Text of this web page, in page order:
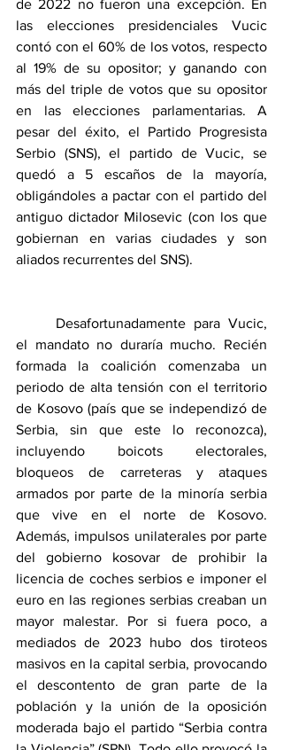
de 2022 no fueron una excepción. En
las elecciones presidenciales Vucic
contó con el 60% de los votos, respecto
al 19% de su opositor; y ganando con
más del triple de votos que su opositor
en las elecciones parlamentarias. A
pesar del éxito, el Partido Progresista
Serbio (SNS), el partido de Vucic, se
quedó a 5 escaños de la mayoría,
obligándoles a pactar con el partido del
antiguo dictador Milosevic (con los que
gobiernan en varias ciudades y son
aliados recurrentes del SNS).
el mandato no duraría mucho. Recién
formada la coalición comenzaba un
periodo de alta tensión con el territorio
de Kosovo (país que se independizó de
Serbia, sin que este lo reconozca),
incluyendo boicots electorales,
bloqueos de carreteras y ataques
armados por parte de la minoría serbia
que vive en el norte de Kosovo.
Además, impulsos unilaterales por parte
del gobierno kosovar de prohibir la
licencia de coches serbios e imponer el
euro en las regiones serbias creaban un
mayor malestar. Por si fuera poco, a
mediados de 2023 hubo dos tiroteos
masivos en la capital serbia, provocando
el descontento de gran parte de la
población y la unión de la oposición
moderada bajo el partido “Serbia contra